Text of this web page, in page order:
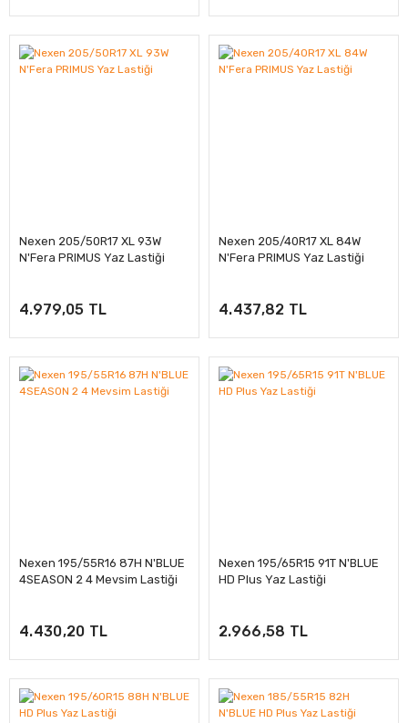
Nexen 205/50R17 XL 93W
N'Fera PRIMUS Yaz Lastiği
4.979,05 TL
Nexen 205/40R17 XL 84W
N'Fera PRIMUS Yaz Lastiği
4.437,82 TL
Nexen 195/55R16 87H N'BLUE
4SEASON 2 4 Mevsim Lastiği
4.430,20 TL
Nexen 195/65R15 91T N'BLUE
HD Plus Yaz Lastiği
2.966,58 TL